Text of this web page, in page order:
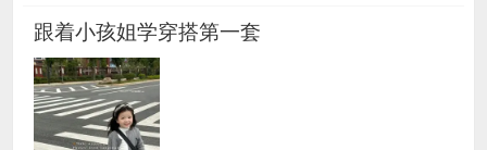
跟着小孩姐学穿搭第一套